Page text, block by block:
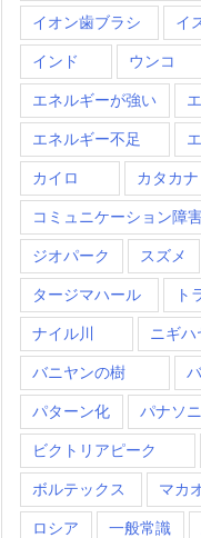
イオン歯ブラシ イ
インド ウンコ
エネルギーが強い
エネルギー不足
カイロ カタカナ
コミュニケーション障
ジオパーク スズメ
タージマハール ト
ナイル川 ニギハ
バニヤンの樹
パターン化 パナソ
ビクトリアピーク
ボルテックス マカ
ロシア 一般常識